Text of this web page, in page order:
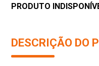
PRODUTO
DESCRIÇÃO DO